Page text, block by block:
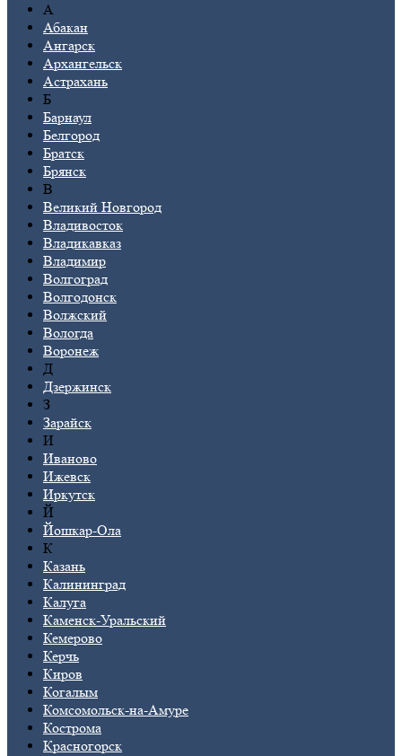
А
Абакан
Ангарск
Архангельск
Астрахань
Б
Барнаул
Белгород
Братск
Брянск
В
Великий Новгород
Владивосток
Владикавказ
Владимир
Волгоград
Волгодонск
Волжский
Вологда
Воронеж
Д
Дзержинск
З
Зарайск
И
Иваново
Ижевск
Иркутск
Й
Йошкар-Ола
К
Казань
Калининград
Калуга
Каменск-Уральский
Кемерово
Керчь
Киров
Когалым
Комсомольск-на-Амуре
Кострома
Красногорск